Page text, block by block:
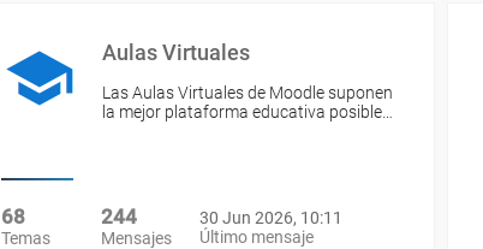
Aulas Virtuales
Las Aulas Virtuales de Moodle suponen
la mejor plataforma educativa posible…
68
Temas
244
Mensajes
30 Jun 2026, 10:11
Último mensaje